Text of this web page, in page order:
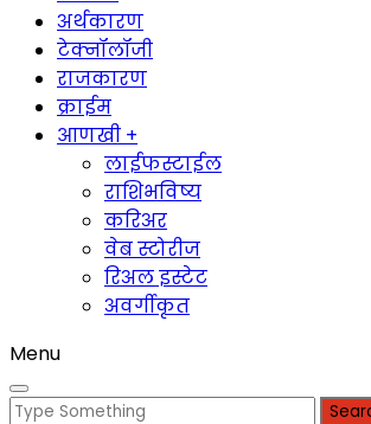
अर्थकारण
टेक्नॉलॉजी
राजकारण
क्राईम
आणखी +
लाईफस्टाईल
राशिभविष्य
करिअर
वेब स्टोरीज
रिअल इस्टेट
अवर्गीकृत
Menu
Search